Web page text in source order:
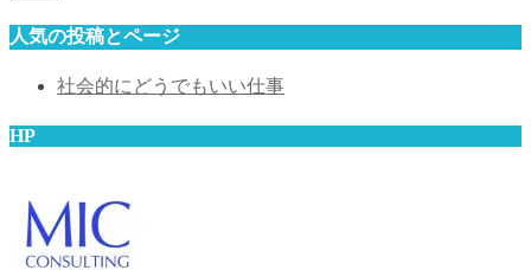
ド
人気の投稿とページ
社会的にどうでもいい仕事
HP